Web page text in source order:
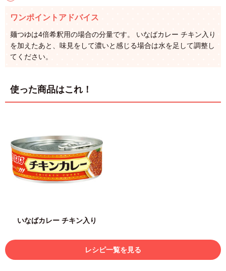
ワンポイントアドバイス
麺つゆは4倍希釈用の場合の分量です。 いなばカレー チキン入り
を加えたあと、味見をして濃いと感じる場合は水を足して調整し
てください。
使った商品はこれ！
いなばカレー チキン入り
レシピ一覧を見る